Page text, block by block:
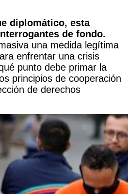
diplomático, esta
de fondo.
una medida legítima
enfrentar una crisis
punto debe primar la
principios de cooperación
de derechos